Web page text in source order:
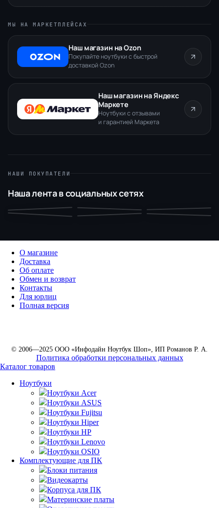
МЫ НА МАРКЕТПЛЕЙСАХ
Наш магазин на Ozon
Покупайте ноутбуки с быстрой
доставкой Ozon
Наш магазин на Яндекс
Маркете
Ноутбуки с отзывами
и гарантией Маркета
НАШИ ПОКУПАТЕЛИ
Наша лента в социальных сетях
О магазине
Доставка
Об оплате
Обмен и возврат
Контакты
Для юрлиц
Полная версия
© 2006—2025 ООО «Инфодайн Ноутбук Шоп», ИП Романов Р. А.
Политика обработки персональных данных
Каталог товаров
Ноутбуки
Ноутбуки Acer
Ноутбуки ASUS
Ноутбуки Fujitsu
Ноутбуки Hiper
Ноутбуки HP
Ноутбуки Lenovo
Ноутбуки OSIO
Комплектующие для ПК
Блоки питания
Видеокарты
Корпуса для ПК
Материнские платы